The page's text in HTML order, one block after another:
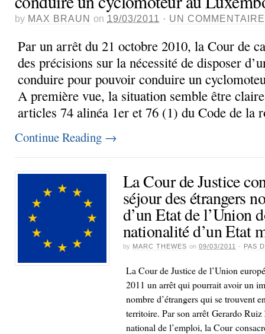
by MAX BRAUN on 19/03/2011 · UN COMMENTAIRE
Par un arrêt du 21 octobre 2010, la Cour de
des précisions sur la nécessité de disposer
conduire pour pouvoir conduire un
A première vue, la situation semble être
articles 74 alinéa 1er et 76 (1) du Code de
Continue Reading →
La Cour de Justice
séjour des étrangers
d’un Etat de l’Union
nationalité d’un Etat
by MARC THEWES on 09/03/2011 · PAS
La Cour de Justice de l’Union
2011 un arrêt qui pourrait avoir un
nombre d’étrangers qui se trouvent
territoire. Par son arrêt Gerardo
national de l’emploi, la Cour